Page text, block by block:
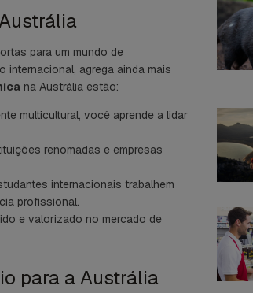
para um mundo de
internacional, agrega ainda mais
na Austrália estão:
multicultural, você aprende a lidar
renomadas e empresas
internacionais trabalhem
profissional.
e valorizado no mercado de
para a Austrália